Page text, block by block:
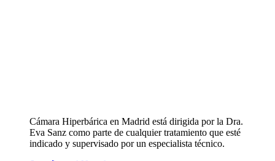
Cámara Hiperbárica en Madrid está dirigida por la Dra.
Eva Sanz como parte de cualquier tratamiento que esté
indicado y supervisado por un especialista técnico.